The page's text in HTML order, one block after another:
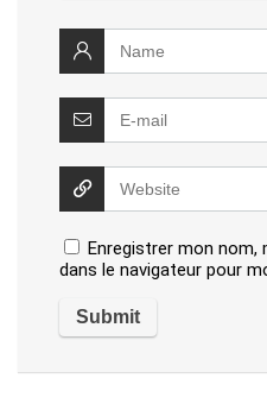
Enregistrer mon
dans le navigateur pour